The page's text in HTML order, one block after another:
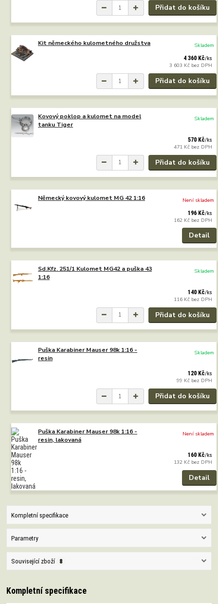
Přidat do košíku
Kit německého kulometného družstva
4 360 Kč/ks
3 603 Kč bez DPH
Skladem
Přidat do košíku
Kovový poklop a kulomet na model
tanku Tiger
570 Kč/ks
471 Kč bez DPH
Skladem
Přidat do košíku
Německý kovový kulomet MG 42 1:16
196 Kč/ks
162 Kč bez DPH
Není skladem
Detail
Sd.Kfz. 251/1 Kulomet MG42 a puška 43
1:16
140 Kč/ks
116 Kč bez DPH
Skladem
Přidat do košíku
Puška Karabiner Mauser 98k 1:16 -
resin
120 Kč/ks
99 Kč bez DPH
Skladem
Přidat do košíku
Puška Karabiner Mauser 98k 1:16 -
resin, lakovaná
160 Kč/ks
132 Kč bez DPH
Není skladem
Detail
Kompletní specifikace
Parametry
Související zboží 8
Kompletní specifikace